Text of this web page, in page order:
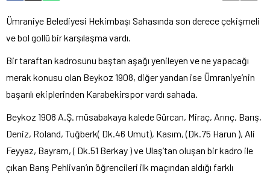
Ümraniye Belediyesi Hekimbaşı Sahasında son derece çekişmeli
ve bol gollü bir karşılaşma vardı.
Bir taraftan kadrosunu baştan aşağı yenileyen ve ne yapacağı
merak konusu olan Beykoz 1908, diğer yandan ise Ümraniye’nin
başarılı ekiplerinden Karabekirspor vardı sahada.
Beykoz 1908 A.Ş. müsabakaya kalede Gürcan, Miraç, Arınç, Barış,
Deniz, Roland, Tuğberk( Dk.46 Umut), Kasım, (Dk.75 Harun ), Ali
Feyyaz, Bayram, ( Dk.51 Berkay ) ve Ulaş’tan oluşan bir kadro ile
çıkan Barış Pehlivan’ın öğrencileri ilk maçından aldığı farklı